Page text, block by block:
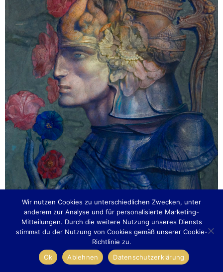
Wir nutzen Cookies zu unterschiedlichen Zwecken, unter
anderem zur Analyse und für personalisierte Marketing-
Mitteilungen. Durch die weitere Nutzung unseres Diensts
stimmst du der Nutzung von Cookies gemäß unserer Cookie-
Richtlinie zu.
Ok
Ablehnen Datenschutzerklärung